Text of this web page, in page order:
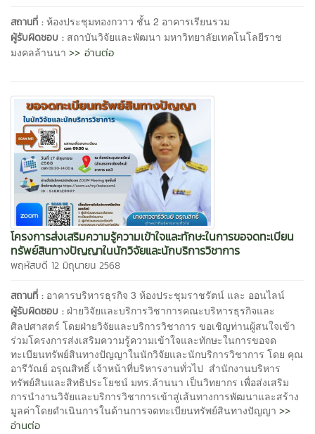
สถานที่ : ห้องประชุมทองกวาว ชั้น 2 อาคารเรียนรวม
ผู้รับผิดชอบ : สถาบันวิจัยและพัฒนา มหาวิทยาลัยเทคโนโลยีราช
มงคลล้านนา >> อ่านต่อ
โครงการส่งเสริมความรู้ความเข้าใจและทักษะในการขอจดทะเบียน
ทรัพย์สินทางปัญญาในนักวิจัยและนักบริการวิชาการ
พฤหัสบดี 12 มิถุนายน 2568
สถานที่ : อาคารบริหารธุรกิจ 3 ห้องประชุมราชรัตน์ และ ออนไลน์
ผู้รับผิดชอบ : ฝ่ายวิจัยและบริการวิชาการคณะบริหารธุรกิจและ
ศิลปศาสตร์ โดยฝ่ายวิจัยและบริการวิชาการ ขอเชิญท่านผู้สนใจเข้า
ร่วมโครงการส่งเสริมความรู้ความเข้าใจและทักษะในการขอจด
ทะเบียนทรัพย์สินทางปัญญาในนักวิจัยและนักบริการวิชาการ โดย คุณ
อารีวัณย์ อรุณสิทธิ์ เจ้าหน้าที่บริหารงานทั่วไป สำนักงานบริหาร
ทรัพย์สินและสิทธิประโยชน์ มทร.ล้านนา เป็นวิทยากร เพื่อส่งเสริม
การนำงานวิจัยและบริการวิชาการเข้าสู่เส้นทางการพัฒนาและสร้าง
มูลค่าโดยดำเนินการในด้านการจดทะเบียนทรัพย์สินทางปัญญา >>
อ่านต่อ